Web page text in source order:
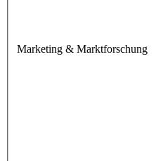
Marketing & Marktforschung